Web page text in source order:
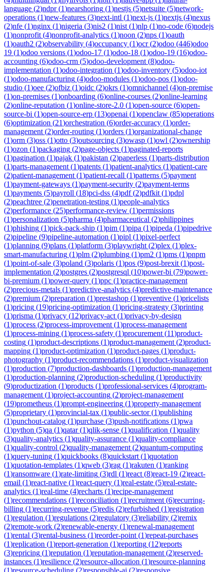
language (2)ndpr(1)nearshoring (1)nestjs (5)netsuite (5)network-
operations (1)new-features (3)next-intl (1)next-js (1)nextjs (4)nexus
(2)nfe (1)nginx (1)nigeria (3)nis2 (1)nist (1)nlp (1)no-code (6)nodejs
(1)nonprofit (4)nonprofit-analytics (1)noon (2)nps (1)oauth
(1)oauth2 (2)observability (4)occupancy (1)ocr(2)odoo (446)odoo
19 (1)odoo versions (1)odoo-17 (1)odoo-18 (1)odoo-19 (16)odoo-
accounting (6)odoo-crm (5)odoo-development (8)odoo-
implementation (1)odoo-integration (1)odoo-inventory (5)odoo-iot
(1)odoo-manufacturing (4)odoo-modules (1)odoo-pos (1)odoo-
studio (1)oee (2)ofbiz (1)oidc (2)okrs (1)omnichannel (4)on-premise
(1)on-premises (1)onboarding (6)online-courses (2)online-learning
(2)online-reputation (1)online-store-2.0 (1)open-source (6)open-
source-bi (1)open-source-erp (13)openai (1)openclaw (85)operations
(6)optimization (21)orchestration (6)order-accuracy (1)order-
management (2)order-routing (1)orders (1)organizational-change
(1)orm (3)oss (1)otto (3)outsourcing (3)owasp (1)owl (2)ownership
(1)ozon (1)packaging (2)page-objects (1)paginated-reports
(1)pagination (1)pajak (1)pakistan (2)paperless (1)parts-distribution
(1)parts-management (1)patents (1)patient-analytics (1)patient-care
(2)patient-management (1)patient-recall (1)patterns (5)payment
(1)payment-gateways (1)payment-security (2)payment-terms
(1)payments (5)payroll (18)pci-dss (4)pdf(2)pdfkit (1)pdpl
(2)peachtree (2)penetration-testing (1)people-analytics
(2)performance (25)performance-review (1)permissions
(1)personalization (5)pharma (4)pharmaceutical (2)philippines
(1)phishing (1)pick-pack-ship (1)pim (1)pipa (1)pipeda (1)pipedrive
(2)pipeline (9)pipeline-automation (1)pipl (1)pixel-perfect
(1)planning (9)plans (1)platform (3)playwright (2)plex (1)plex-
smart-manufacturing (1)plm (2)plumbing (1)pm2 (1)pms (1)pnpm
(1)point-of-sale (3)poland (3)polaris (1)pos (9)post-brexit (1)post-
implementation (2)postgres (2)postgresql (10)power-bi (79)power-
bi-premium (1)power-query (1)ppc (1)practice-management
(2)precious-metals (1)predictive-analytics (4)predictive-maintenance
(2)premium (2)preparation (1)prestashop (1)preventive (1)pricelists
(1)pricing (19)pricing-optimization (1)pricing-strategy (3)printing
(1)prisma (1)privacy (12)privacy-act (1)privacy-by-design
(1)process (2)process-improvement (1)process-management
(1)process-mining (1)process-safety (1)procurement (11)product-
costing (1)product-descriptions (1)product-management (2)product-
mapping (1)product-optimization (1)product-pages (1)product-
photography (1)product-recommendations (1)product-visualization
(1)production (7)production-dashboards (1)production-management
(1)production-planning (2)production-scheduling (1)productivity
(9)productization (1)products (1)professional-services (4)program-
management (1)project-accounting (2)project-management
(19)prometheus (1)prompt-engineering (1)property-management
(5)proprietary (1)provincial-tax (1)public-sector(1)publishing
(1)punchout-catalog (1)purchase (3)push-notifications (1)pwa
(1)python (5)qa (1)qatar(1)qlik-sense (1)qualification (1)quality
(3)quality-analytics (1)quality-assurance (1)quality-compliance
(1)quality-control (2)quality-management (2)quantum-computing
(1)query-tuning (1)quickbooks (8)quickstart (1)quotation
(1)quotation-templates (1)qweb (3)rag (1)rakuten (1)ranking
(1)ransomware (1)rate-limiting (3)rdl (1)react (8)react-19 (2)react-
email (1)react-native (1)react-query (1)real-estate (5)real-estate-
analytics (1)real-time (4)recharts (1)recipe-management
(1)recommendations (1)reconciliation (1)recruitment (6)recurring-
billing (1)recurring-revenue (5)redis (2)refurbished (1)registration
(1)regulation (1)regulations (2)regulatory (3)reliability (2)remix
(2)remote-work (2)renewable-energy (1)renewal-management
(1)rental (3)rental-business (1)reorder-point (1)repeat-purchases
(1)replication (1)report-generation (1)reporting (12)reports
(3)repricing (1)reputation (1)reputation-management (2)reserved-
instances (1)resilience (2)resource-allocation (1)resource-planning
(1)resource-scheduling (2)responsible-ai (2)responsive